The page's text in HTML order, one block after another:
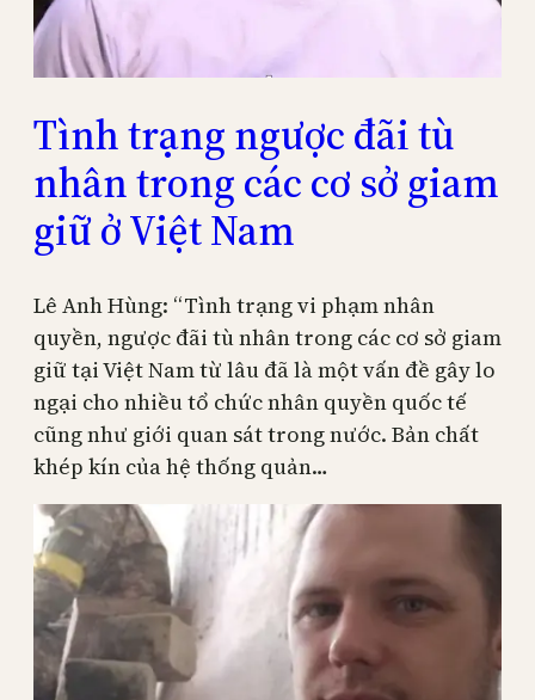
Tình trạng ngược đãi tù
nhân trong các cơ sở giam
giữ ở Việt Nam
Lê Anh Hùng: “Tình trạng vi phạm nhân
quyền, ngược đãi tù nhân trong các cơ sở giam
giữ tại Việt Nam từ lâu đã là một vấn đề gây lo
ngại cho nhiều tổ chức nhân quyền quốc tế
cũng như giới quan sát trong nước. Bản chất
khép kín của hệ thống quản…